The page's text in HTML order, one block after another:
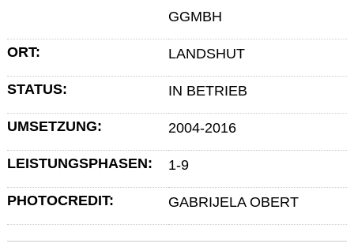
GGMBH
ORT: LANDSHUT
STATUS: IN BETRIEB
UMSETZUNG: 2004-2016
LEISTUNGSPHASEN: 1-9
PHOTOCREDIT: GABRIJELA OBERT